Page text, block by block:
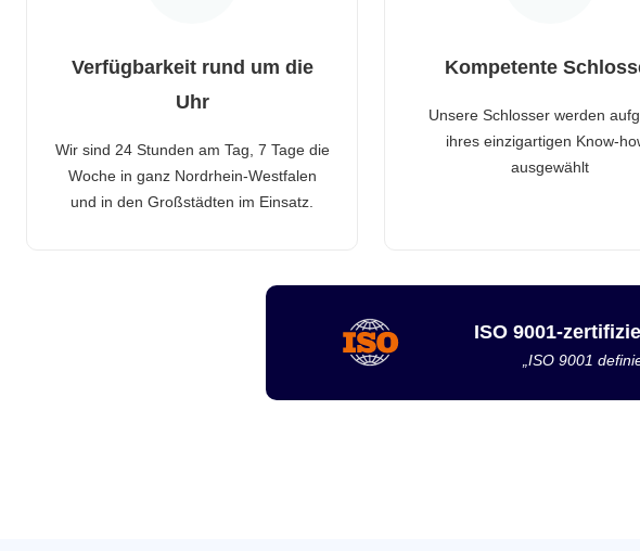
Verfügbarkeit rund um die
Uhr
Wir sind 24 Stunden am Tag, 7 Tage die
Woche in ganz Nordrhein-Westfalen
und in den Großstädten im Einsatz.
Kompetente
Unsere Schlosser werden
ihres einzigartigen Know-
ausgewählt
ISO 9001-
„ISO 9001